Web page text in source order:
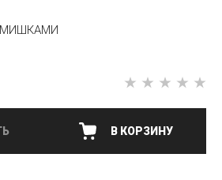
МИШКАМИ